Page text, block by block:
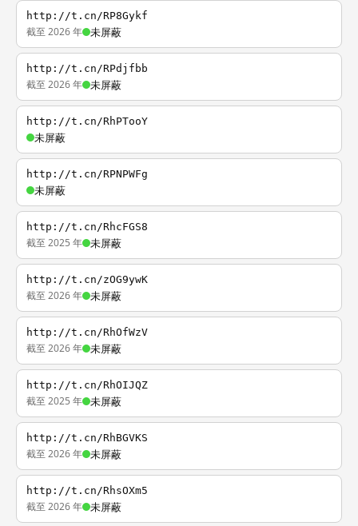
http://t.cn/RP8Gykf
截至 2026 年 未屏蔽
http://t.cn/RPdjfbb
截至 2026 年 未屏蔽
http://t.cn/RhPTooY
未屏蔽
http://t.cn/RPNPWFg
未屏蔽
http://t.cn/RhcFGS8
截至 2025 年 未屏蔽
http://t.cn/zOG9ywK
截至 2026 年 未屏蔽
http://t.cn/RhOfWzV
截至 2026 年 未屏蔽
http://t.cn/RhOIJQZ
截至 2025 年 未屏蔽
http://t.cn/RhBGVKS
截至 2026 年 未屏蔽
http://t.cn/RhsOXm5
截至 2026 年 未屏蔽